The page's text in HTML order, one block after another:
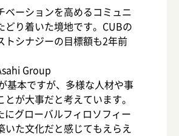
ーションを高めるコミュニ
り着いた境地です。CUBの
トシナジーの目標額も2年前
Group
基本ですが、多様な人材や事
が大事だと考えています。
グローバルフィロソフィー
た文化だと感じてもえらえ